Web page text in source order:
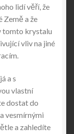
lidí věří, že
Země a že
tomto krystalu
vliv na jiné
a s
vlastní
dostat do
vesmírnými
a zahledíte